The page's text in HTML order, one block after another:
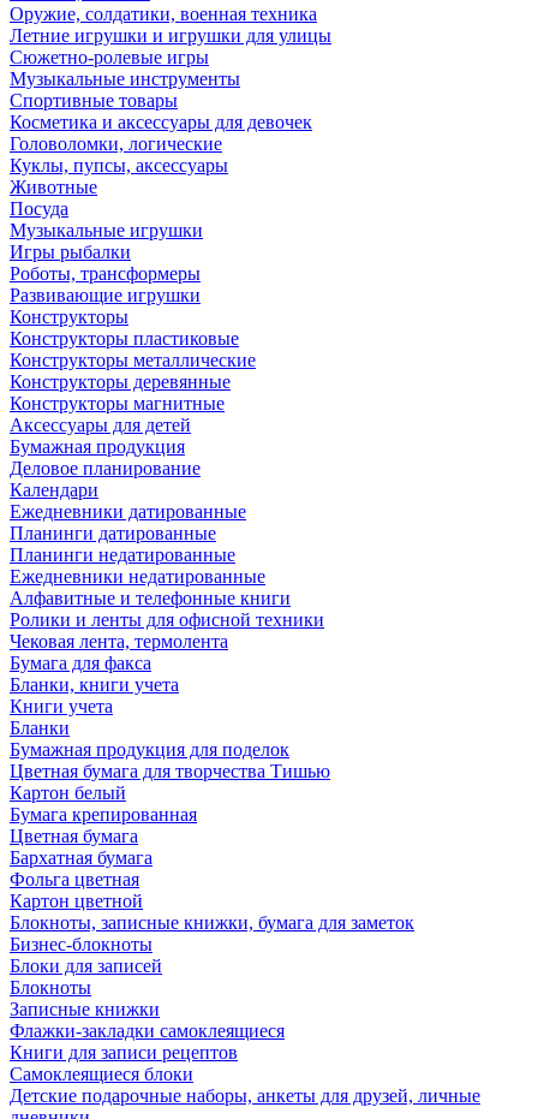
Оружие, солдатики, военная техника
Летние игрушки и игрушки для улицы
Сюжетно-ролевые игры
Музыкальные инструменты
Спортивные товары
Косметика и аксессуары для девочек
Головоломки, логические
Куклы, пупсы, аксессуары
Животные
Посуда
Музыкальные игрушки
Игры рыбалки
Роботы, трансформеры
Развивающие игрушки
Конструкторы
Конструкторы пластиковые
Конструкторы металлические
Конструкторы деревянные
Конструкторы магнитные
Аксессуары для детей
Бумажная продукция
Деловое планирование
Календари
Ежедневники датированные
Планинги датированные
Планинги недатированные
Ежедневники недатированные
Алфавитные и телефонные книги
Ролики и ленты для офисной техники
Чековая лента, термолента
Бумага для факса
Бланки, книги учета
Книги учета
Бланки
Бумажная продукция для поделок
Цветная бумага для творчества Тишью
Картон белый
Бумага крепированная
Цветная бумага
Бархатная бумага
Фольга цветная
Картон цветной
Блокноты, записные книжки, бумага для заметок
Бизнес-блокноты
Блоки для записей
Блокноты
Записные книжки
Флажки-закладки самоклеящиеся
Книги для записи рецептов
Самоклеящиеся блоки
Детские подарочные наборы, анкеты для друзей, личные